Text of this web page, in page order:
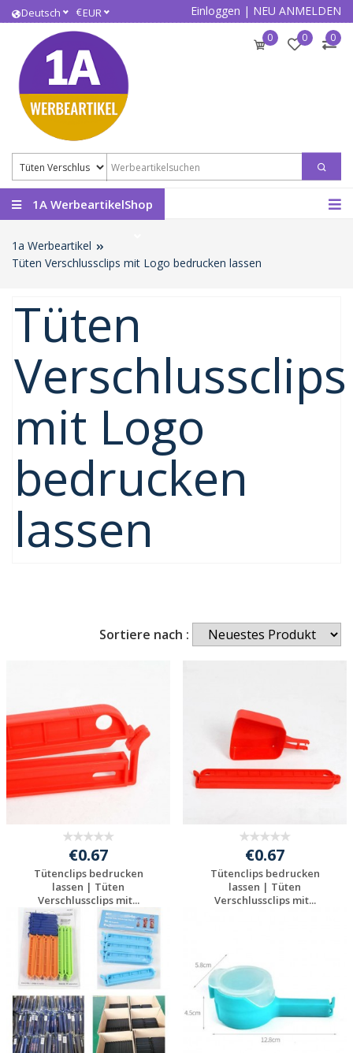
Deutsch €EUR Einloggen | NEU ANMELDEN
0 0 0
1A WerbeartikelShop
1a Werbeartikel
Tüten Verschlussclips mit Logo bedrucken lassen
Tüten
Verschlussclips
mit Logo
bedrucken
lassen
Sortiere nach :
€0.67
Tütenclips bedrucken
lassen | Tüten
Verschlussclips mit...
Jetzt Angebot
anfordern
€0.67
Tütenclips bedrucken
lassen | Tüten
Verschlussclips mit...